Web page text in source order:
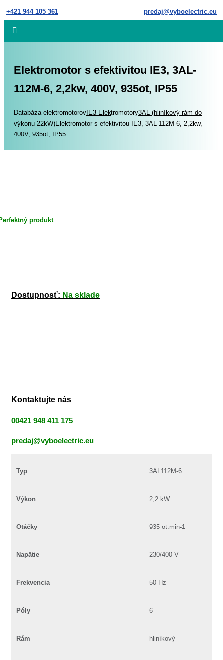
Skip
to
+421 944 105 361 predaj@vyboelectric.eu
Elektromotor s efektivitou IE3, 3AL-
112M-6, 2,2kw, 400V, 935ot, IP55
Home
Databáza elektromotorovIE3 Elektromotory3AL (hliníkový rám do
výkonu 22kW)Elektromotor s efektivitou IE3, 3AL-112M-6, 2,2kw,
400V, 935ot, IP55
produkt
Dostupnosť: Na sklade
Kontaktujte nás
00421 948 411 175
predaj@vyboelectric.eu
Typ 3AL112M-6
Výkon 2,2 kW
Otáčky 935 ot.min-1
Napätie 230/400 V
Frekvencia 50 Hz
Póly 6
Rám hliníkový